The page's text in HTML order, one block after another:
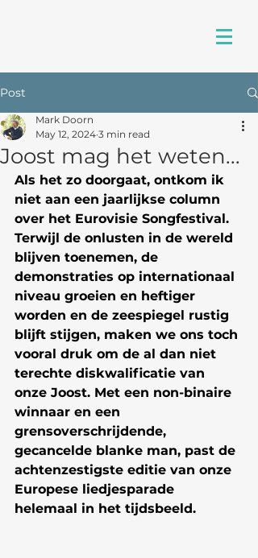
Post
Joost mag het weten...
Mark Doorn
May 12, 2024 3 min read
Als het zo doorgaat, ontkom ik
niet aan een jaarlijkse column
over het Eurovisie Songfestival.
Terwijl de onlusten in de wereld
blijven toenemen, de
demonstraties op internationaal
niveau groeien en heftiger
worden en de zeespiegel rustig
blijft stijgen, maken we ons toch
vooral druk om de al dan niet
terechte diskwalificatie van
onze Joost. Met een non-binaire
winnaar en een
grensoverschrijdende,
gecancelde blanke man, past de
achtenzestigste editie van onze
Europese liedjesparade
helemaal in het tijdsbeeld.